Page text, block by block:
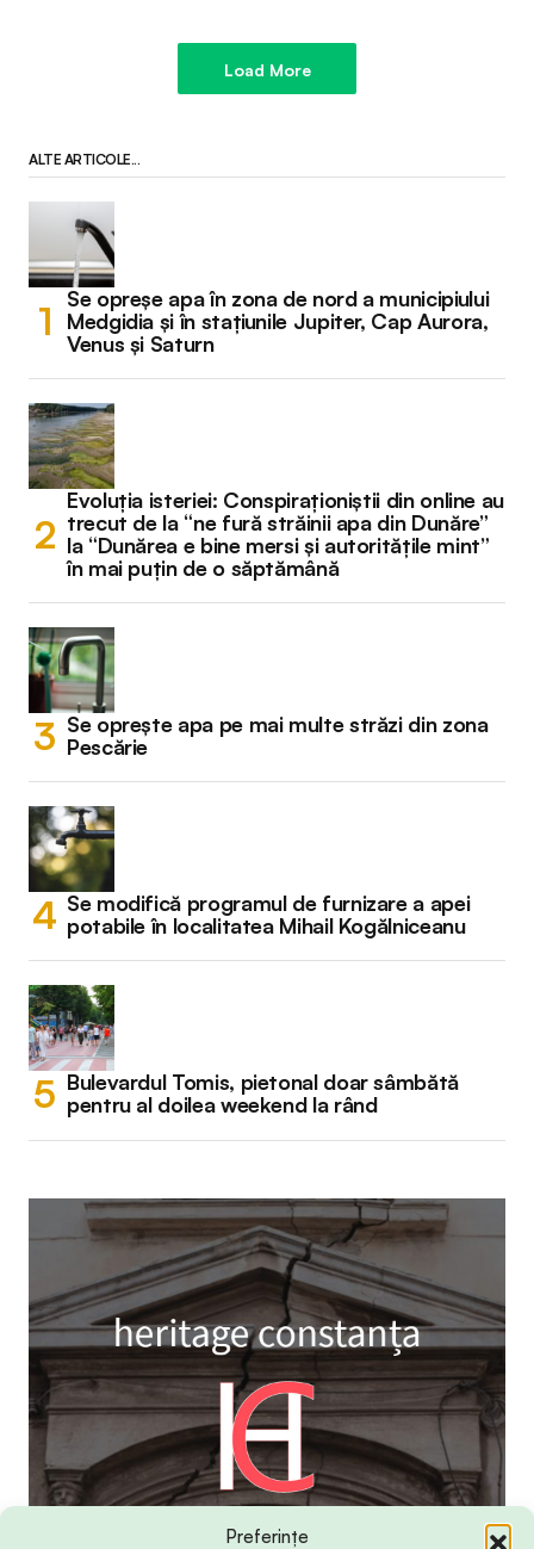
Preferințe
Load More
ALTE ARTICOLE...
Se opreșe apa în zona de nord a municipiului
Medgidia și în stațiunile Jupiter, Cap Aurora,
Venus și Saturn
Evoluția isteriei: Conspiraționiștii din online au
trecut de la “ne fură străinii apa din Dunăre”
la “Dunărea e bine mersi și autoritățile mint”
în mai puțin de o săptămână
Se oprește apa pe mai multe străzi din zona
Pescărie
Se modifică programul de furnizare a apei
potabile în localitatea Mihail Kogălniceanu
Bulevardul Tomis, pietonal doar sâmbătă
pentru al doilea weekend la rând